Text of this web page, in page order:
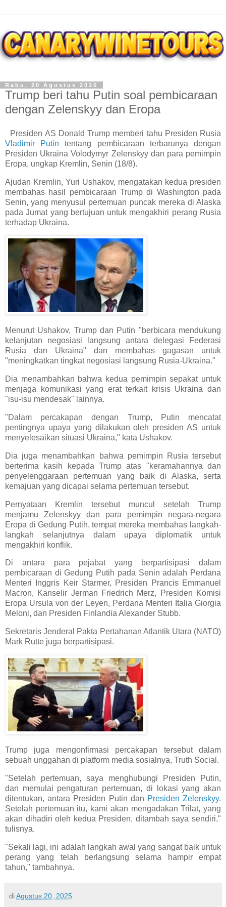
Rabu, 20 Agustus 2025
Trump beri tahu Putin soal pembicaraan
dengan Zelenskyy dan Eropa
Presiden AS Donald Trump memberi tahu Presiden Rusia
Vladimir Putin tentang pembicaraan terbarunya dengan
Presiden Ukraina Volodymyr Zelenskyy dan para pemimpin
Eropa, ungkap Kremlin, Senin (18/8).
Ajudan Kremlin, Yuri Ushakov, mengatakan kedua presiden
membahas hasil pembicaraan Trump di Washington pada
Senin, yang menyusul pertemuan puncak mereka di Alaska
pada Jumat yang bertujuan untuk mengakhiri perang Rusia
terhadap Ukraina.
Menurut Ushakov, Trump dan Putin "berbicara mendukung
kelanjutan negosiasi langsung antara delegasi Federasi
Rusia dan Ukraina" dan membahas gagasan untuk
"meningkatkan tingkat negosiasi langsung Rusia-Ukraina."
Dia menambahkan bahwa kedua pemimpin sepakat untuk
menjaga komunikasi yang erat terkait krisis Ukraina dan
"isu-isu mendesak" lainnya.
"Dalam percakapan dengan Trump, Putin mencatat
pentingnya upaya yang dilakukan oleh presiden AS untuk
menyelesaikan situasi Ukraina," kata Ushakov.
Dia juga menambahkan bahwa pemimpin Rusia tersebut
berterima kasih kepada Trump atas "keramahannya dan
penyelenggaraan pertemuan yang baik di Alaska, serta
kemajuan yang dicapai selama pertemuan tersebut.
Pernyataan Kremlin tersebut muncul setelah Trump
menjamu Zelenskyy dan para pemimpin negara-negara
Eropa di Gedung Putih, tempat mereka membahas langkah-
langkah selanjutnya dalam upaya diplomatik untuk
mengakhiri konflik.
Di antara para pejabat yang berpartisipasi dalam
pembicaraan di Gedung Putih pada Senin adalah Perdana
Menteri Inggris Keir Starmer, Presiden Prancis Emmanuel
Macron, Kanselir Jerman Friedrich Merz, Presiden Komisi
Eropa Ursula von der Leyen, Perdana Menteri Italia Giorgia
Meloni, dan Presiden Finlandia Alexander Stubb.
Sekretaris Jenderal Pakta Pertahanan Atlantik Utara (NATO)
Mark Rutte juga berpartisipasi.
Trump juga mengonfirmasi percakapan tersebut dalam
sebuah unggahan di platform media sosialnya, Truth Social.
"Setelah pertemuan, saya menghubungi Presiden Putin,
dan memulai pengaturan pertemuan, di lokasi yang akan
ditentukan, antara Presiden Putin dan Presiden Zelenskyy.
Setelah pertemuan itu, kami akan mengadakan Trilat, yang
akan dihadiri oleh kedua Presiden, ditambah saya sendiri,"
tulisnya.
"Sekali lagi, ini adalah langkah awal yang sangat baik untuk
perang yang telah berlangsung selama hampir empat
tahun," tambahnya.
diAgustus 20, 2025